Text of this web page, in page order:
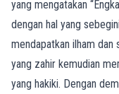
yang mengatakan
dengan hal yang
mendapatkan ilham dan
yang zahir kemudian
yang hakiki. Dengan